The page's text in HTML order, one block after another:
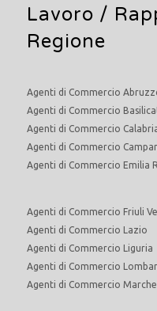
Lavoro /
Regione
Agenti di Commercio
Agenti di Commercio
Agenti di Commercio
Agenti di Commercio
Agenti di Commercio Emilia
Agenti di Commercio Friuli
Agenti di Commercio Lazio
Agenti di Commercio Liguria
Agenti di Commercio
Agenti di Commercio Marche